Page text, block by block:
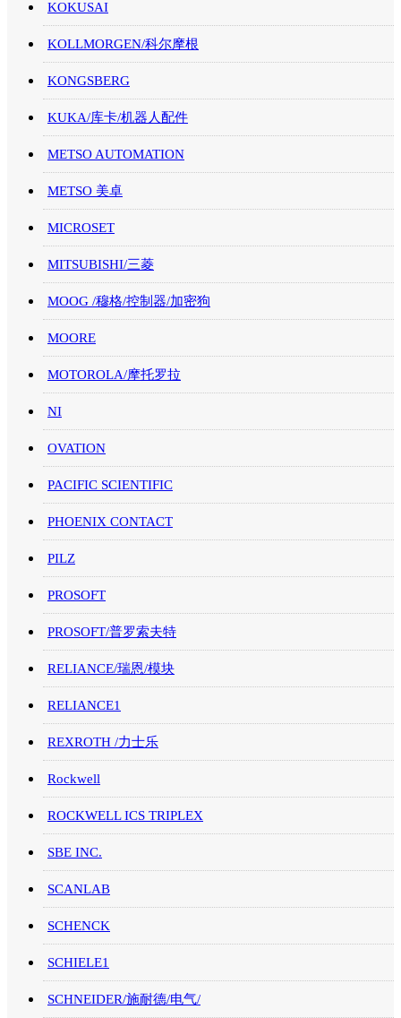
KOKUSAI
KOLLMORGEN/科尔摩根
KONGSBERG
KUKA/库卡/机器人配件
METSO AUTOMATION
METSO 美卓
MICROSET
MITSUBISHI/三菱
MOOG /穆格/控制器/加密狗
MOORE
MOTOROLA/摩托罗拉
NI
OVATION
PACIFIC SCIENTIFIC
PHOENIX CONTACT
PILZ
PROSOFT
PROSOFT/普罗索夫特
RELIANCE/瑞恩/模块
RELIANCE1
REXROTH /力士乐
Rockwell
ROCKWELL ICS TRIPLEX
SBE INC.
SCANLAB
SCHENCK
SCHIELE1
SCHNEIDER/施耐德/电气/